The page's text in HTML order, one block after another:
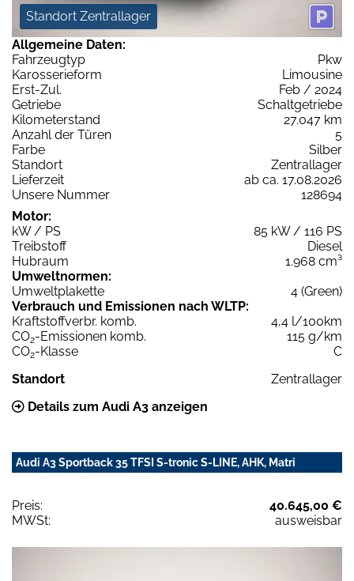
Standort Zentrallager
Allgemeine Daten:
Fahrzeugtyp
Pkw
Karosserieform
Limousine
Erst-Zul.
Feb / 2024
Getriebe
Schaltgetriebe
Kilometerstand
27.047 km
Anzahl der Türen
5
Farbe
Silber
Standort
Zentrallager
Lieferzeit
ab ca. 17.08.2026
Unsere Nummer
128694
Motor:
kW / PS
85 kW / 116 PS
Treibstoff
Diesel
Hubraum
1.968 cm³
Umweltnormen:
Umweltplakette
4 (Green)
Verbrauch und Emissionen nach WLTP:
Kraftstoffverbr. komb.
4,4 l/100km
CO2-Emissionen komb.
115 g/km
CO2-Klasse
C
Standort
Zentrallager
Details zum Audi A3 anzeigen
Audi A3 Sportback 35 TFSI S-tronic S-LINE, AHK, Matri
Preis:
40.645,00 €
MWSt:
ausweisbar